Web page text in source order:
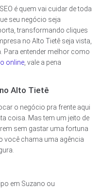
é quem vai cuidar de toda
seu negócio seja
transformando cliques
no Alto Tietê seja vista,
Para entender melhor como
online , vale a pena
Alto Tietê
o negócio pra frente aqui
coisa. Mas tem um jeito de
sem gastar uma fortuna
você chama uma agência
em Suzano ou